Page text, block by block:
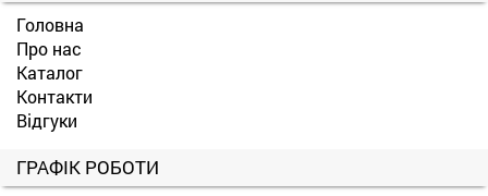
Головна
Про нас
Каталог
Контакти
Відгуки
ГРАФІК РОБОТИ